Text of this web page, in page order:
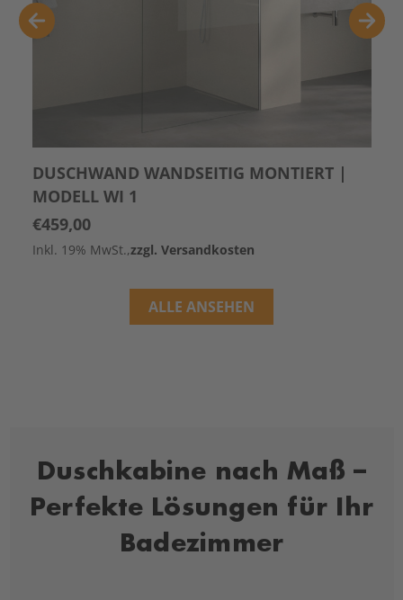
ALLE ANSEHEN
DUSCHWAND WANDSEITIG MONTIERT |
MODELL WI 1
€459,00
Inkl. 19% MwSt.,zzgl. Versandkosten
Duschkabine nach Maß –
Perfekte Lösungen für Ihr
Badezimmer